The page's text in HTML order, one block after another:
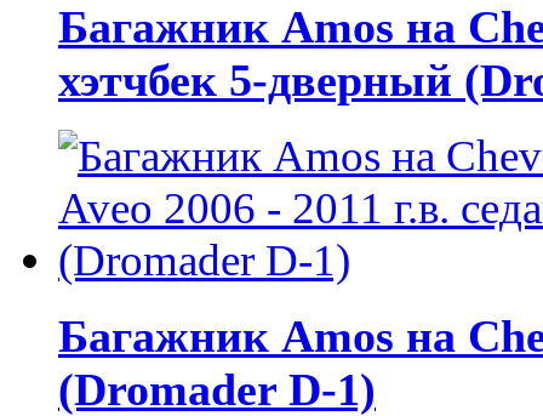
Багажник Amos на
хэтчбек 5-дверный
Багажник Amos на
(Dromader D-1)